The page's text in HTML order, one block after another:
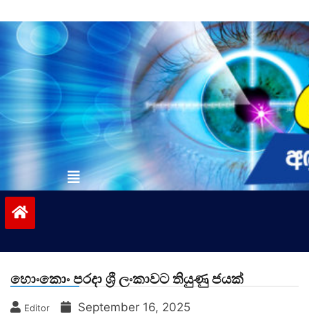
to
contentvinivida.lk
හොංකොං පරදා ශ්‍රී ලංකාවට තියුණු ජයක්
Editor September 16, 2025